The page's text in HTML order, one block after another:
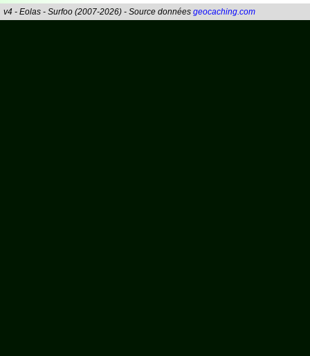
v4 - Eolas - Surfoo (2007-2026) - Source données geocaching.com